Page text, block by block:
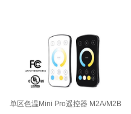
单区色温Mini Pro遥控器 M2A/M2B